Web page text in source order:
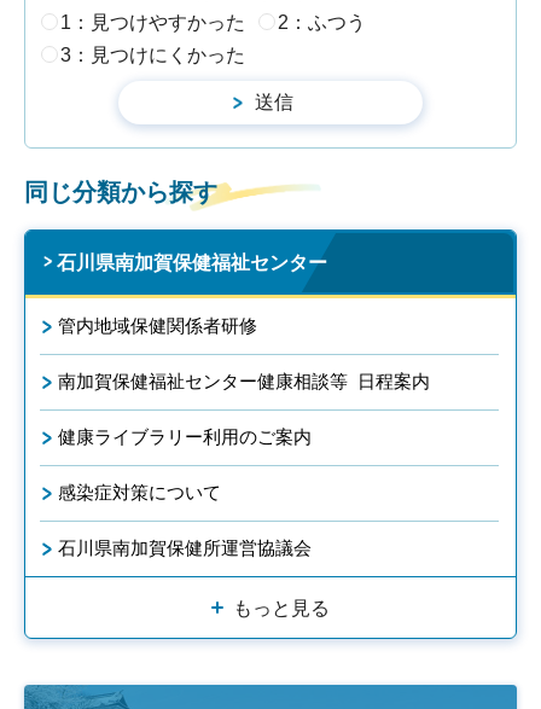
1：見つけやすかった
2：ふつう
3：見つけにくかった
同じ分類から探す
石川県南加賀保健福祉センター
管内地域保健関係者研修
南加賀保健福祉センター健康相談等 日程案内
健康ライブラリー利用のご案内
感染症対策について
石川県南加賀保健所運営協議会
もっと見る